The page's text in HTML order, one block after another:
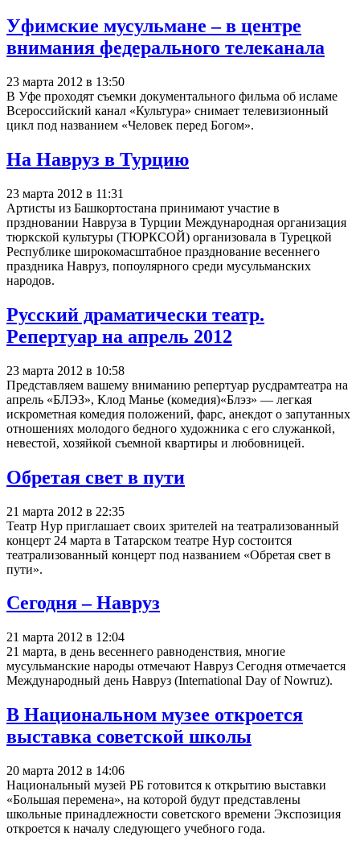
Уфимские мусульмане – в центре
внимания федерального телеканала
23 марта 2012 в 13:50
В Уфе проходят съемки документального фильма об исламе
Всероссийский канал «Культура» снимает телевизионный
цикл под названием «Человек перед Богом».
На Навруз в Турцию
23 марта 2012 в 11:31
Артисты из Башкортостана принимают участие в
прздновании Навруза в Турции Международная организация
тюркской культуры (ТЮРКСОЙ) организовала в Турецкой
Республике широкомасштабное празднование весеннего
праздника Навруз, попоулярного среди мусульманских
народов.
Русский драматически театр.
Репертуар на апрель 2012
23 марта 2012 в 10:58
Представляем вашему вниманию репертуар русдрамтеатра на
апрель «БЛЭЗ», Клод Манье (комедия)«Блэз» — легкая
искрометная комедия положений, фарс, анекдот о запутанных
отношениях молодого бедного художника с его служанкой,
невестой, хозяйкой съемной квартиры и любовницей.
Обретая свет в пути
21 марта 2012 в 22:35
Театр Нур приглашает своих зрителей на театрализованный
концерт 24 марта в Татарском театре Нур состоится
театрализованный концерт под названием «Обретая свет в
пути».
Сегодня – Навруз
21 марта 2012 в 12:04
21 марта, в день весеннего равноденствия, многие
мусульманские народы отмечают Навруз Сегодня отмечается
Международный день Навруз (International Day of Nowruz).
В Национальном музее откроется
выставка советской школы
20 марта 2012 в 14:06
Национальный музей РБ готовится к открытию выставки
«Большая перемена», на которой будут представлены
школьные принадлежности советского времени Экспозиция
откроется к началу следующего учебного года.